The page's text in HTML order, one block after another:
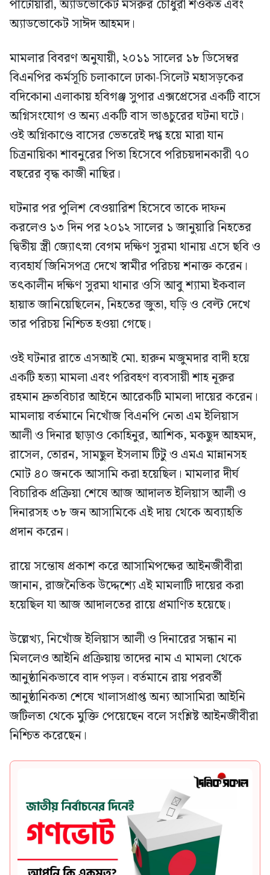
পাটোয়ারী, অ্যাডভোকেট মসরুর চৌধুরী শওকত এবং
অ্যাডভোকেট সাঈদ আহমদ।
মামলার বিবরণ অনুযায়ী, ২০১১ সালের ১৮ ডিসেম্বর
বিএনপির কর্মসূচি চলাকালে ঢাকা-সিলেট মহাসড়কের
বদিকোনা এলাকায় হবিগঞ্জ সুপার এক্সপ্রেসের একটি বাসে
অগ্নিসংযোগ ও অন্য একটি বাস ভাঙচুরের ঘটনা ঘটে।
ওই অগ্নিকাণ্ডে বাসের ভেতরেই দগ্ধ হয়ে মারা যান
চিত্রনায়িকা শাবনুরের পিতা হিসেবে পরিচয়দানকারী ৭০
বছরের বৃদ্ধ কাজী নাছির।
ঘটনার পর পুলিশ বেওয়ারিশ হিসেবে তাকে দাফন
করলেও ১৩ দিন পর ২০১২ সালের ১ জানুয়ারি নিহতের
দ্বিতীয় স্ত্রী জ্যোৎস্না বেগম দক্ষিণ সুরমা থানায় এসে ছবি ও
ব্যবহার্য জিনিসপত্র দেখে স্বামীর পরিচয় শনাক্ত করেন।
তৎকালীন দক্ষিণ সুরমা থানার ওসি আবু শ্যামা ইকবাল
হায়াত জানিয়েছিলেন, নিহতের জুতা, ঘড়ি ও বেল্ট দেখে
তার পরিচয় নিশ্চিত হওয়া গেছে।
ওই ঘটনার রাতে এসআই মো. হারুন মজুমদার বাদী হয়ে
একটি হত্যা মামলা এবং পরিবহণ ব্যবসায়ী শাহ নূরুর
রহমান দ্রুতবিচার আইনে আরেকটি মামলা দায়ের করেন।
মামলায় বর্তমানে নিখোঁজ বিএনপি নেতা এম ইলিয়াস
আলী ও দিনার ছাড়াও কোহিনুর, আশিক, মকছুদ আহমদ,
রাসেল, তোরন, সামছুল ইসলাম টিটু ও এমএ মান্নানসহ
মোট ৪০ জনকে আসামি করা হয়েছিল। মামলার দীর্ঘ
বিচারিক প্রক্রিয়া শেষে আজ আদালত ইলিয়াস আলী ও
দিনারসহ ৩৮ জন আসামিকে এই দায় থেকে অব্যাহতি
প্রদান করেন।
রায়ে সন্তোষ প্রকাশ করে আসামিপক্ষের আইনজীবীরা
জানান, রাজনৈতিক উদ্দেশ্যে এই মামলাটি দায়ের করা
হয়েছিল যা আজ আদালতের রায়ে প্রমাণিত হয়েছে।
উল্লেখ্য, নিখোঁজ ইলিয়াস আলী ও দিনারের সন্ধান না
মিললেও আইনি প্রক্রিয়ায় তাদের নাম এ মামলা থেকে
আনুষ্ঠানিকভাবে বাদ পড়ল। বর্তমানে রায় পরবর্তী
আনুষ্ঠানিকতা শেষে খালাসপ্রাপ্ত অন্য আসামিরা আইনি
জটিলতা থেকে মুক্তি পেয়েছেন বলে সংশ্লিষ্ট আইনজীবীরা
নিশ্চিত করেছেন।